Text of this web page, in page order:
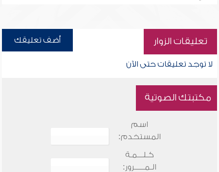
تعليقات الزوار أضف تعليقك
لا توجد تعليقات حتى الآن
مكتبتك الصوتية
اسم
المستخدم:
كـلـــمـة
الـمـــــرور: